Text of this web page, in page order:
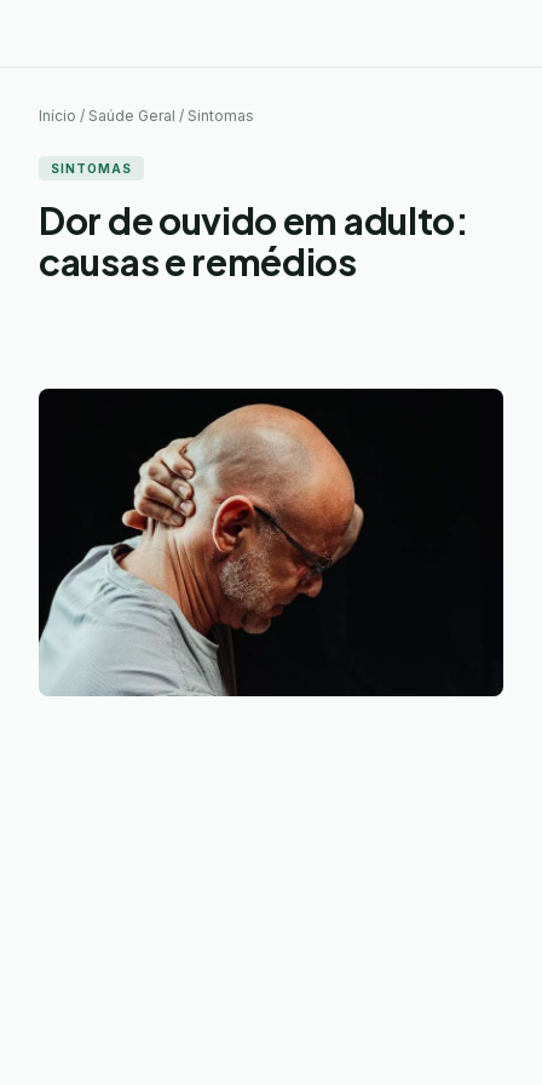
Início / Saúde Geral / Sintomas
SINTOMAS
Dor de ouvido em adulto:
causas e remédios